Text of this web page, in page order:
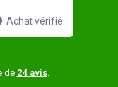
D.
de 24 avis.